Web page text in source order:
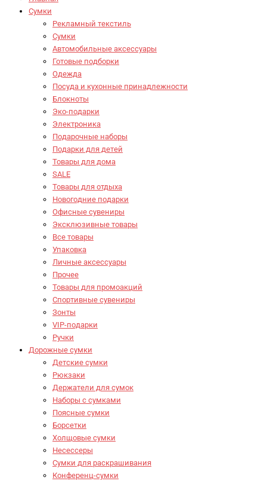
Сумки
Рекламный текстиль
Сумки
Автомобильные аксессуары
Готовые подборки
Одежда
Посуда и кухонные принадлежности
Блокноты
Эко-подарки
Электроника
Подарочные наборы
Подарки для детей
Товары для дома
SALE
Товары для отдыха
Новогодние подарки
Офисные сувениры
Эксклюзивные товары
Все товары
Упаковка
Личные аксессуары
Прочее
Товары для промоакций
Спортивные сувениры
Зонты
VIP-подарки
Ручки
Дорожные сумки
Детские сумки
Рюкзаки
Держатели для сумок
Наборы с сумками
Поясные сумки
Борсетки
Холщовые сумки
Несессеры
Сумки для раскрашивания
Конференц-сумки